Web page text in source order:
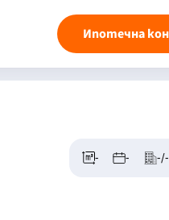
Ипотечна
- - -/-